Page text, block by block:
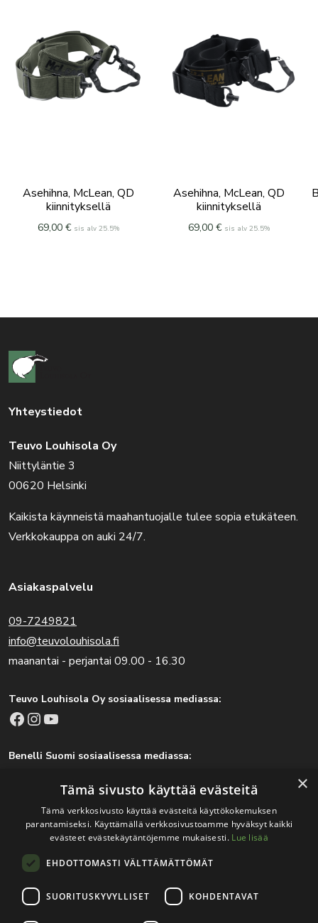
Asehihna, McLean, QD
kiinnityksellä
69,00 € sis alv 25.5%
Asehihna, McLean, QD
kiinnityksellä
69,00 € sis alv 25.5%
Yhteystiedot
Teuvo Louhisola Oy
Niittyläntie 3
00620 Helsinki
Kaikista käynneistä maahantuojalle tulee sopia etukäteen.
Verkkokauppa on auki 24/7.
Asiakaspalvelu
09-7249821
info@teuvolouhisola.fi
maanantai - perjantai 09.00 - 16.30
Teuvo Louhisola Oy sosiaalisessa mediassa:
Facebook Instagram YouTube
Benelli Suomi sosiaalisessa mediassa:
Tärkeitä linkkejä
Rekisteri- ja tietosuojaseloste
Jälleenmyyjät
Tapahtumat
×
Tämä sivusto käyttää evästeitä
Tämä verkkosivusto käyttää evästeitä käyttökokemuksen
parantamiseksi. Käyttämällä verkkosivustoamme hyväksyt kaikki
evästeet evästekäytäntöjemme mukaisesti. Lue lisää
EHDOTTOMASTI VÄLTTÄMÄTTÖMÄT
SUORITUSKYVYLLISET KOHDENTAVAT